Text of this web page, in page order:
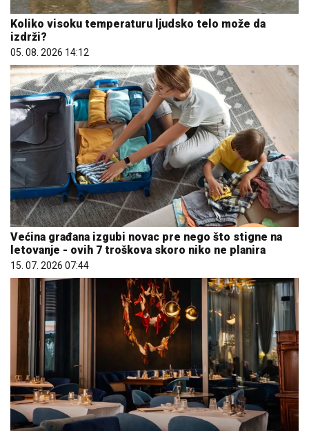
Koliko visoku temperaturu ljudsko telo može da
izdrži?
05. 08. 2026 14:12
Većina građana izgubi novac pre nego što stigne na
letovanje - ovih 7 troškova skoro niko ne planira
15. 07. 2026 07:44